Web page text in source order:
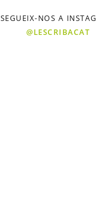
SEGUEIX-NOS A
@LESCRIBACAT